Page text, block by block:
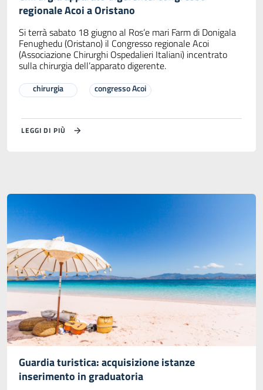
regionale Acoi a Oristano
Si terrà sabato 18 giugno al Ros’e mari Farm di Donigala
Fenughedu (Oristano) il Congresso regionale Acoi
(Associazione Chirurghi Ospedalieri Italiani) incentrato
sulla chirurgia dell’apparato digerente.
chirurgia congresso Acoi
LEGGI DI PIÙ
Guardia turistica: acquisizione istanze
inserimento in graduatoria